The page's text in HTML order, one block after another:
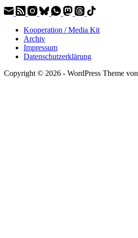
Kooperation / Media Kit
Archiv
Impressum
Datenschutzerklärung
Copyright © 2026 - WordPress Theme von